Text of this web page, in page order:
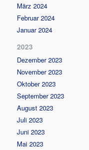
März 2024
Februar 2024
Januar 2024
2023
Dezember 2023
November 2023
Oktober 2023
September 2023
August 2023
Juli 2023
Juni 2023
Mai 2023